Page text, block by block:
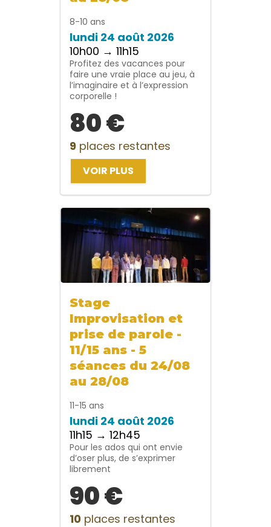
8-10 ans
lundi 24 août 2026
10h00 → 11h15
Profitez des vacances pour
faire une vraie place au jeu, à
l’imaginaire et à l’expression
corporelle !
80 €
9 places restantes
VOIR PLUS
Stage
Improvisation et
prise de parole -
11/15 ans - 5
séances du 24/08
au 28/08
11-15 ans
lundi 24 août 2026
11h15 → 12h45
Pour les ados qui ont envie
d’oser plus, de s’exprimer
librement
90 €
10 places restantes